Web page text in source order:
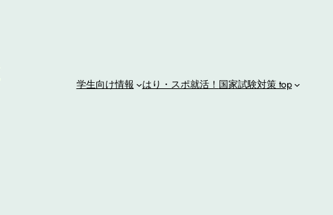
学生向け情報 はり・スポ就活！ 国家試験対策 top